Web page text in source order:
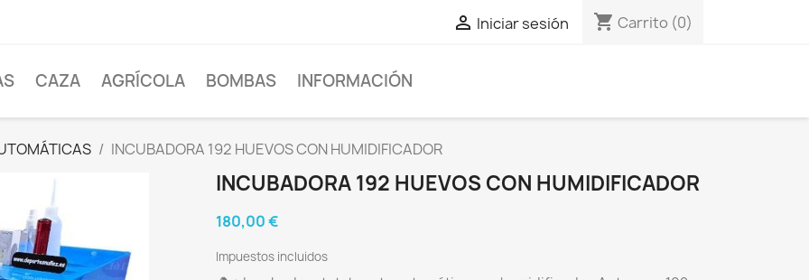
 Iniciar sesión shopping_cart Carrito (0)
CAZA AGRÍCOLA BOMBAS INFORMACIÓN
INCUBADORA 192 HUEVOS CON HUMIDIFICADOR
INCUBADORA 192 HUEVOS CON HUMIDIFICADOR
180,00 €
Impuestos incluidos